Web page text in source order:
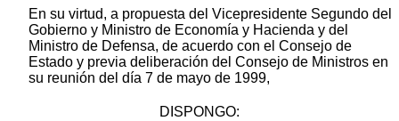
En su virtud, a propuesta del Vicepresidente Segundo del
Gobierno y Ministro de Economía y Hacienda y del
Ministro de Defensa, de acuerdo con el Consejo de
Estado y previa deliberación del Consejo de Ministros en
su reunión del día 7 de mayo de 1999,
DISPONGO: